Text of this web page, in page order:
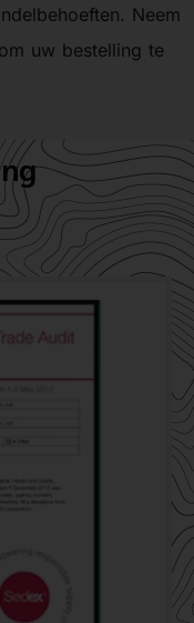
Neem
uw bestelling te